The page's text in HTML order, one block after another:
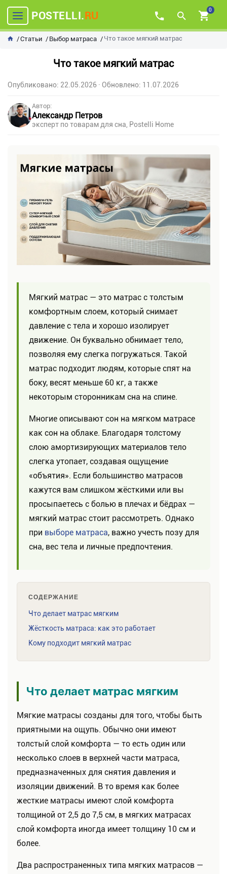
POSTELLI.RU 0
Статьи Выбор матраса Что такое мягкий матрас
Что такое мягкий матрас
Опубликовано: 22.05.2026 · Обновлено: 11.07.2026
Автор:
Александр Петров
эксперт по товарам для сна, Postelli Home
Мягкий матрас — это матрас с толстым
комфортным слоем, который снимает
давление с тела и хорошо изолирует
движение. Он буквально обнимает тело,
позволяя ему слегка погружаться. Такой
матрас подходит людям, которые спят на
боку, весят меньше 60 кг, а также
некоторым сторонникам сна на спине.
Многие описывают сон на мягком матрасе
как сон на облаке. Благодаря толстому
слою амортизирующих материалов тело
слегка утопает, создавая ощущение
«объятия». Если большинство матрасов
кажутся вам слишком жёсткими или вы
просыпаетесь с болью в плечах и бёдрах —
мягкий матрас стоит рассмотреть. Однако
при выборе матраса, важно учесть позу для
сна, вес тела и личные предпочтения.
СОДЕРЖАНИЕ
Что делает матрас мягким
Жёсткость матраса: как это работает
Кому подходит мягкий матрас
Что делает матрас мягким
Мягкие матрасы созданы для того, чтобы быть
приятными на ощупь. Обычно они имеют
толстый слой комфорта — то есть один или
несколько слоев в верхней части матраса,
предназначенных для снятия давления и
изоляции движений. В то время как более
жесткие матрасы имеют слой комфорта
толщиной от 2,5 до 7,5 см, в мягких матрасах
слой комфорта иногда имеет толщину 10 см и
более.
Два распространенных типа мягких матрасов —